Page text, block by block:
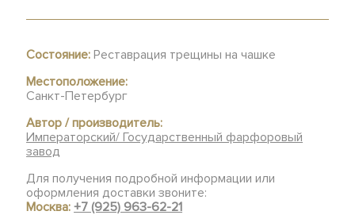
Состояние: Реставрация трещины на чашке
Местоположение:
Санкт-Петербург
Автор / производитель:
Императорский/ Государственный фарфоровый
завод
Для получения подробной информации или
оформления доставки звоните:
Москва:+7 (925) 963-62-21